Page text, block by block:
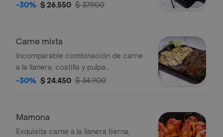
-30% $ 26.550 $ 37.900
Carne mixta
Incomparable combinación de carne
a la llanera, costilla y pulpa
acompañado de papa, yuca, plátano,
-30% $ 24.450 $ 34.900
Mamona
Exquisita carne a la llanera tierna,